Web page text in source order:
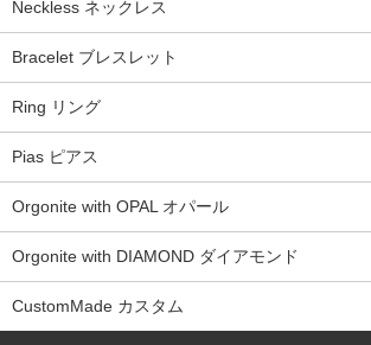
Neckless ネックレス
Bracelet ブレスレット
Ring リング
Pias ピアス
Orgonite with OPAL オパール
Orgonite with DIAMOND ダイアモンド
CustomMade カスタム